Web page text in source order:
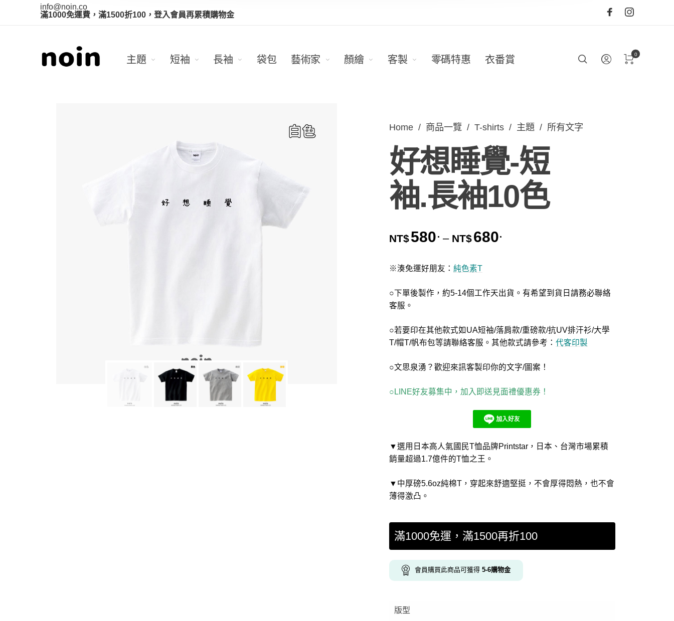
info@noin.co
滿1000免運費，滿1500折100，登入會員再累積購物金
主題 短袖 長袖 袋包 藝術家 顏繪 客製 零碼特惠 衣番賞 0
Home / 商品一覽 / T-shirts / 主題 / 所有文字
好想睡覺-短
袖.長袖10色
NT$580 . – NT$680.
※湊免運好朋友： 純色素T
○下單後製作，約5-14個工作天出貨。有希望到貨日請務必聯絡
客服。
○若要印在其他款式如UA短袖/落肩款/重磅款/抗UV排汗衫/大學
T/帽T/帆布包等請聯絡客服。其他款式請參考： 代客印製
○文思泉湧？歡迎來訊客製印你的文字/圖案！
○LINE好友募集中，加入即送見面禮優惠券！
▼選用日本高人氣國民T恤品牌Printstar，日本、台灣市場累積
銷量超過1.7億件的T恤之王。
▼中厚磅5.6oz純棉T，穿起來舒適堅挺，不會厚得悶熱，也不會
薄得激凸。
滿1000免運，滿1500再折100
會員購買此商品可獲得 5-6購物金
版型